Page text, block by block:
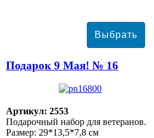
Подарок 9 Мая! № 16
Артикул: 2553
Подарочный набор для ветеранов.
Размер: 29*13,5*7,8 см